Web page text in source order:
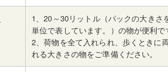
1、20～30リットル（パックの大きさ
単位で表しています。）の物が便利で
2、荷物を全て入れられ、歩くときに
れる大きさの物をご準備ください。